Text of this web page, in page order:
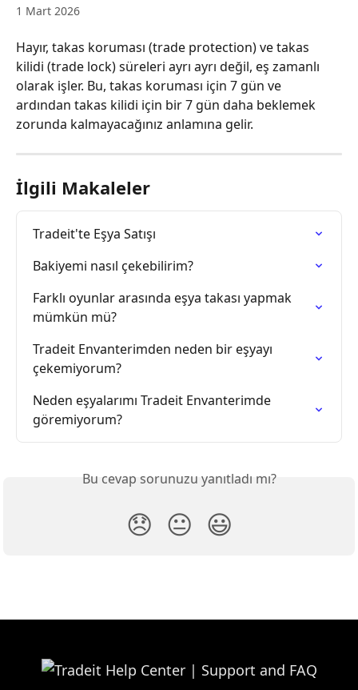
1 Mart 2026
Hayır, takas koruması (trade protection) ve takas
kilidi (trade lock) süreleri ayrı ayrı değil, eş zamanlı
olarak işler. Bu, takas koruması için 7 gün ve
ardından takas kilidi için bir 7 gün daha beklemek
zorunda kalmayacağınız anlamına gelir.
İlgili Makaleler
Tradeit'te Eşya Satışı
Bakiyemi nasıl çekebilirim?
Farklı oyunlar arasında eşya takası yapmak
mümkün mü?
Tradeit Envanterimden neden bir eşyayı
çekemiyorum?
Neden eşyalarımı Tradeit Envanterimde
göremiyorum?
Bu cevap sorunuzu yanıtladı mı?
😞 😐 😃